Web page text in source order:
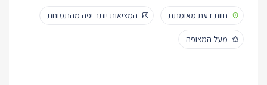
חוות דעת מאומתת
המציאות יותר יפה מהתמונות
מעל המצופה